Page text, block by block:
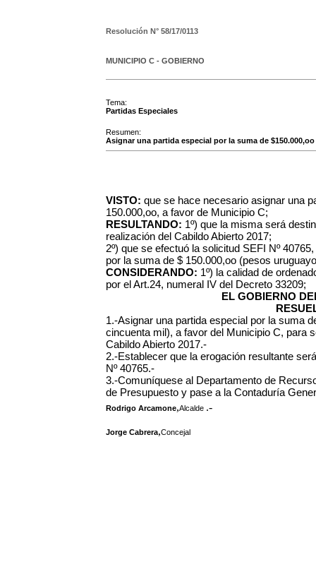
Resolución N° 58/17/0113
MUNICIPIO C - GOBIERNO
Tema:
Partidas Especiales
Resumen:
Asignar una partida especial por la suma de
VISTO: que se hace necesario asignar una
150.000,oo, a favor de Municipio C;
RESULTANDO: 1º) que la misma será
realización del Cabildo Abierto 2017;
2º) que se efectuó la solicitud SEFI Nº
por la suma de $ 150.000,oo (pesos
CONSIDERANDO: 1º) la calidad de
por el Art.24, numeral IV del Decreto 33209;
EL GOBIERNO
1.-Asignar una partida especial por la suma
cincuenta mil), a favor del Municipio C, para
Cabildo Abierto 2017.-
2.-Establecer que la erogación resultante
Nº 40765.-
3.-Comuníquese al Departamento de
de Presupuesto y pase a la Contaduría
Rodrigo Arcamone,Alcalde .-
Jorge Cabrera,Concejal